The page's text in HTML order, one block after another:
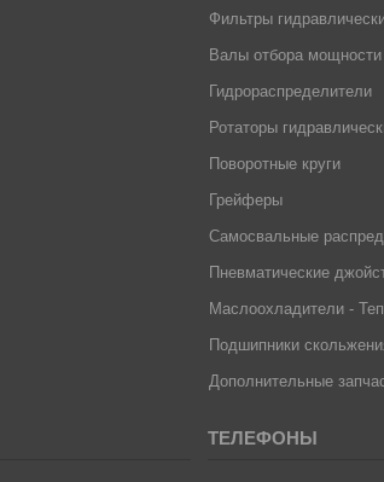
Фильтры
Валы отбора мощности
Гидрораспределители
Ротаторы
Поворотные круги
Грейферы
Самосвальные
Пневматические
Маслоохладители -
Подшипники
Дополнительные